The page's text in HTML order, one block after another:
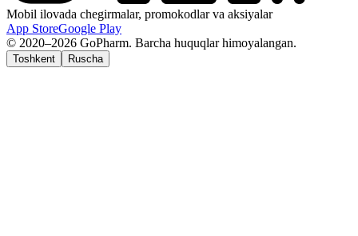
Mobil ilovada chegirmalar, promokodlar va aksiyalar
App StoreGoogle Play
© 2020–2026 GoPharm. Barcha huquqlar himoyalangan.
Toshkent Ruscha